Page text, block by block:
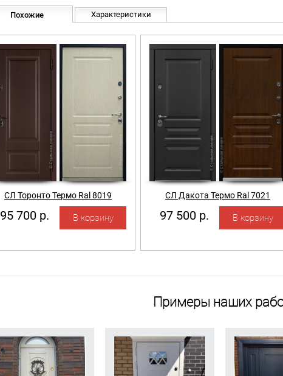
Похожие Характеристики
СЛ Торонто Термо Ral 8019
95 700 р.
СЛ Дакота Термо Ral 7021
97 500 р.
Примеры наших